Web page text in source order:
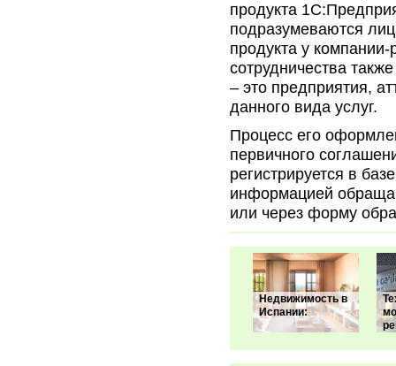
продукта
подразумеваются
продукта у
сотрудничества
– это предприятия,
данного вида услуг.
Процесс его
первичного
регистрируется в
информацией
или через форму
Недвижимость в
Испании: